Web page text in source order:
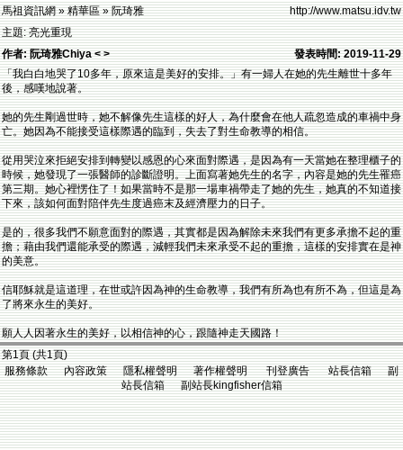
馬祖資訊網 » 精華區 » 阮琦雅
http://www.matsu.idv.tw
主題: 亮光重現
作者: 阮琦雅Chiya < >
發表時間: 2019-11-29
「我白白地哭了10多年，原來這是美好的安排。」有一婦人在她的先生離世十多年
後，感嘆地說著。
她的先生剛過世時，她不解像先生這樣的好人，為什麼會在他人疏忽造成的車禍中身
亡。她因為不能接受這樣際遇的臨到，失去了對生命教導的相信。
從用哭泣來拒絕安排到轉變以感恩的心來面對際遇，是因為有一天當她在整理櫃子的
時候，她發現了一張醫師的診斷證明。上面寫著她先生的名字，內容是她的先生罹癌
第三期。她心裡愣住了！如果當時不是那一場車禍帶走了她的先生，她真的不知道接
下來，該如何面對陪伴先生度過癌末及經濟壓力的日子。
是的，很多我們不願意面對的際遇，其實都是因為解除未來我們有更多承擔不起的重
擔；藉由我們還能承受的際遇，減輕我們未來承受不起的重擔，這樣的安排實在是神
的美意。
信耶穌就是這道理，在世或許因為神的生命教導，我們有所為也有所不為，但這是為
了將來永生的美好。
願人人因著永生的美好，以相信神的心，跟隨神走天國路！
第1頁 (共1頁)
服務條款 內容政策 隱私權聲明 著作權聲明 刊登廣告 站長信箱 副
站長信箱 副站長kingfisher信箱